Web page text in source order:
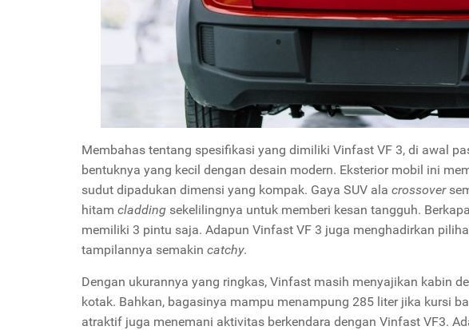
Membahas tentang spesifikasi yang dimiliki Vinfast VF 3, di awal
bentuknya yang kecil dengan desain modern. Eksterior mobil ini
sudut dipadukan dimensi yang kompak. Gaya SUV ala crossover
hitam cladding sekelilingnya untuk memberi kesan tangguh.
memiliki 3 pintu saja. Adapun Vinfast VF 3 juga menghadirkan
tampilannya semakin catchy.
Dengan ukurannya yang ringkas, Vinfast masih menyajikan kabin
kotak. Bahkan, bagasinya mampu menampung 285 liter jika kursi
atraktif juga menemani aktivitas berkendara dengan Vinfast VF3.